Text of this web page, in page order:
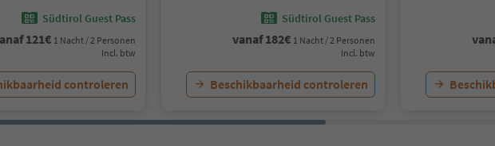
Südtirol Guest Pass
121€ 1 Nacht / 2 Personen
Incl. btw
controleren
Südtirol Guest Pass
vanaf182€ 1 Nacht / 2 Personen
Incl. btw
Beschikbaarheid controleren